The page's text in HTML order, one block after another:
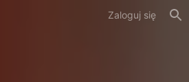
Zaloguj się